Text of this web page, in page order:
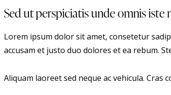
Sed ut perspiciatis unde omnis iste
Lorem ipsum dolor sit amet, consetetur
accusam et justo duo dolores et ea rebum.
Aliquam laoreet sed neque ac vehicula.